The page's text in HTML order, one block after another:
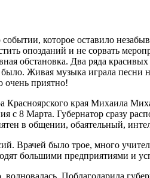
событии, которое оставило
опозданий и не сорвать
обстановка. Два ряда
Живая музыка играла песни
очень приятно!
Красноярского края Михаила
с 8 Марта. Губернатор сразу
в общении, обаятельный,
Врачей было трое, много
большими предприятиями и